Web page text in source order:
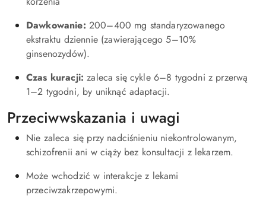
Dawkowanie: 200–400 mg standaryzowanego
ekstraktu dziennie (zawierającego 5–10%
ginsenozydów).
Czas kuracji: zaleca się cykle 6–8 tygodni z przerwą
1–2 tygodni, by uniknąć adaptacji.
Przeciwwskazania i uwagi
Nie zaleca się przy nadciśnieniu niekontrolowanym,
schizofrenii ani w ciąży bez konsultacji z lekarzem.
Może wchodzić w interakcje z lekami
przeciwzakrzepowymi.